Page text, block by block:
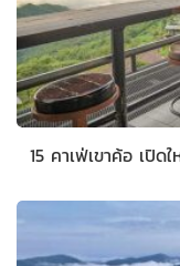
15 คาเฟ่เขาค้อ เปิ